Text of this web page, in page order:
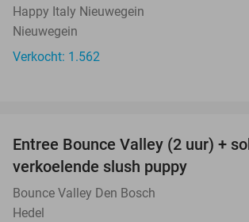
Happy Italy Nieuwegein
Nieuwegein
Verkocht: 1.562
Entree Bounce Valley (2 uur) +
verkoelende slush puppy
Bounce Valley Den Bosch
Hedel